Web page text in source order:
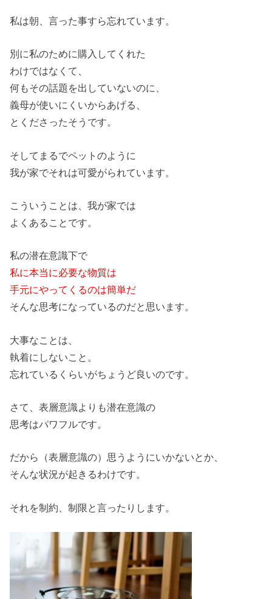
私は朝、言った事すら忘れています。
別に私のために購入してくれた
わけではなくて、
何もその話題を出していないのに、
義母が使いにくいからあげる、
とくださったそうです。
そしてまるでペットのように
我が家でそれは可愛がられています。
こういうことは、我が家では
よくあることです。
私の潜在意識下で
私に本当に必要な物質は
手元にやってくるのは簡単だ
そんな思考になっているのだと思います。
大事なことは、
執着にしないこと。
忘れているくらいがちょうど良いのです。
さて、表層意識よりも潜在意識の
思考はパワフルです。
だから（表層意識の）思うようにいかないとか、
そんな状況が起きるわけです。
それを制約、制限と言ったりします。